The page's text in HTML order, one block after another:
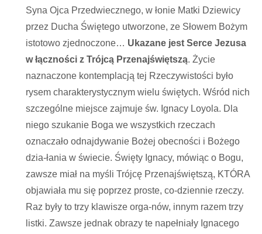
Syna Ojca Przedwiecznego, w łonie Matki Dziewicy
przez Ducha Świętego utworzone, ze Słowem Bożym
istotowo zjednoczone… Ukazane jest Serce Jezusa
w łączności z Trójcą Przenajświętszą. Życie
naznaczone kontemplacją tej Rzeczywistości było
rysem charakterystycznym wielu świętych. Wśród nich
szczególne miejsce zajmuje św. Ignacy Loyola. Dla
niego szukanie Boga we wszystkich rzeczach
oznaczało odnajdywanie Bożej obecności i Bożego
dzia-łania w świecie. Święty Ignacy, mówiąc o Bogu,
zawsze miał na myśli Trójcę Przenajświętszą, KTÓRA
objawiała mu się poprzez proste, co-dziennie rzeczy.
Raz były to trzy klawisze orga-nów, innym razem trzy
listki. Zawsze jednak obrazy te napełniały Ignacego